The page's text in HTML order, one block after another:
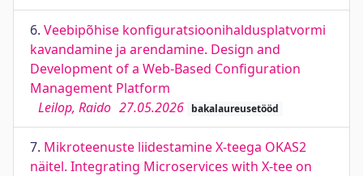
6. Veebipõhise konfiguratsioonihaldusplatvormi
kavandamine ja arendamine. Design and
Development of a Web-Based Configuration
Management Platform
Leilop, Raido 27.05.2026 bakalaureusetööd
7. Mikroteenuste liidestamine X-teega OKAS2
näitel. Integrating Microservices with X-tee on